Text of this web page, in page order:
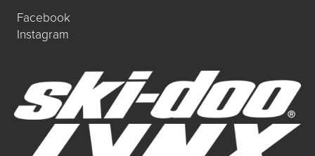
Facebook
Instagram